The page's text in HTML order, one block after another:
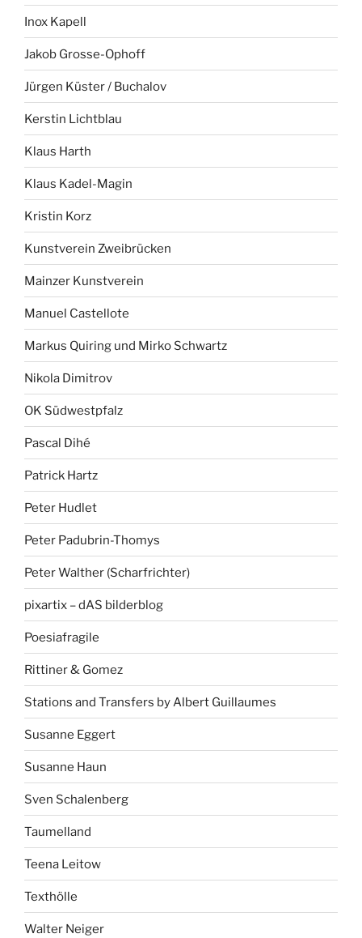
Inox Kapell
Jakob Grosse-Ophoff
Jürgen Küster / Buchalov
Kerstin Lichtblau
Klaus Harth
Klaus Kadel-Magin
Kristin Korz
Kunstverein Zweibrücken
Mainzer Kunstverein
Manuel Castellote
Markus Quiring und Mirko Schwartz
Nikola Dimitrov
OK Südwestpfalz
Pascal Dihé
Patrick Hartz
Peter Hudlet
Peter Padubrin-Thomys
Peter Walther (Scharfrichter)
pixartix – dAS bilderblog
Poesiafragile
Rittiner & Gomez
Stations and Transfers by Albert Guillaumes
Susanne Eggert
Susanne Haun
Sven Schalenberg
Taumelland
Teena Leitow
Texthölle
Walter Neiger